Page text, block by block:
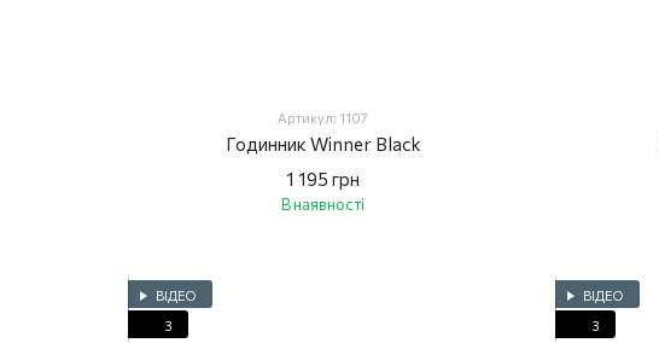
Артикул: 1107
Годинник Winner Black
1 195 грн
В наявності
ВІДЕО
3
ВІДЕО
3